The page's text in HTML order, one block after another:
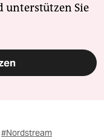
unterstützen Sie
#Nordstream